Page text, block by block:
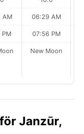
AM
PM
06:29 AM
07:56 PM
New Moon
Janzūr,